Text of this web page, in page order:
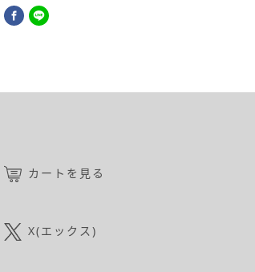
カートを見る
X(エックス)